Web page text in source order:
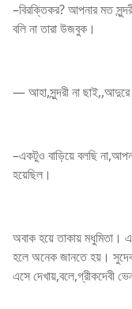
–বিরক্তিকর? আপনার মত
বলি না তারা উজবুক।
— আহা,সুন্দরী না ছাই,,আদুরে
–একটুও বাড়িয়ে বলছি
হয়েছিল।
অবাক হয়ে তাকায় মধুমিতা।
হলে অনেক জানতে হয়।
এসে দেখায়,বলে,গ্রীকদেবী